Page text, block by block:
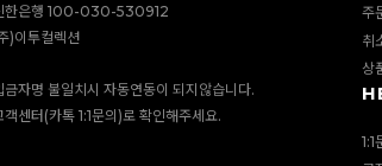
한은행 100-030-530912
)이투컬렉션
금자명 불일치시 자동연동이 되지않습니다.
객센터(카톡 1:1문의)로 확인해주세요.
주
취
상
1:1